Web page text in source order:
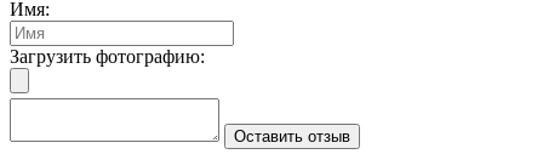
Имя:
Загрузить фотографию:
Оставить отзыв